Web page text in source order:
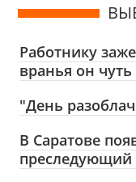
Работнику
вранья он
"День
В Саратове